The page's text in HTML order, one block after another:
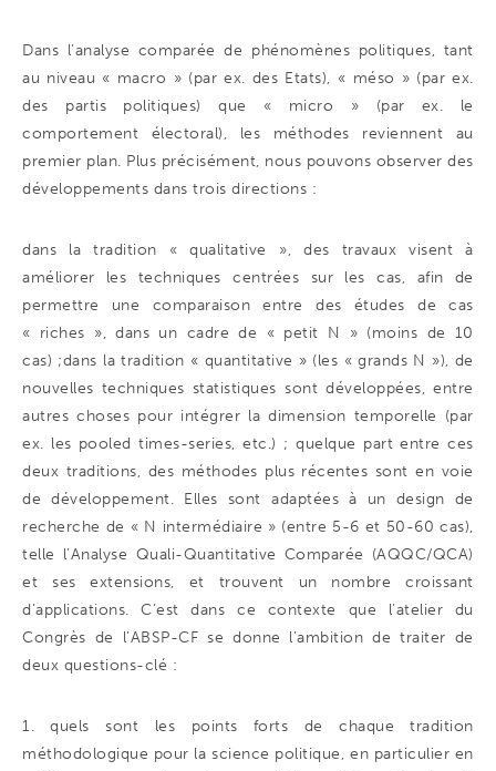
Dans l’analyse comparée de phénomènes politiques, tant
au niveau « macro » (par ex. des Etats), « méso » (par ex.
des partis politiques) que « micro » (par ex. le
comportement électoral), les méthodes reviennent au
premier plan. Plus précisément, nous pouvons observer des
développements dans trois directions :
dans la tradition « qualitative », des travaux visent à
améliorer les techniques centrées sur les cas, afin de
permettre une comparaison entre des études de cas
« riches », dans un cadre de « petit N » (moins de 10
cas) ;dans la tradition « quantitative » (les « grands N »), de
nouvelles techniques statistiques sont développées, entre
autres choses pour intégrer la dimension temporelle (par
ex. les pooled times-series, etc.) ; quelque part entre ces
deux traditions, des méthodes plus récentes sont en voie
de développement. Elles sont adaptées à un design de
recherche de « N intermédiaire » (entre 5-6 et 50-60 cas),
telle l’Analyse Quali-Quantitative Comparée (AQQC/QCA)
et ses extensions, et trouvent un nombre croissant
d’applications. C’est dans ce contexte que l’atelier du
Congrès de l’ABSP-CF se donne l’ambition de traiter de
deux questions-clé :
1. quels sont les points forts de chaque tradition
méthodologique pour la science politique, en particulier en